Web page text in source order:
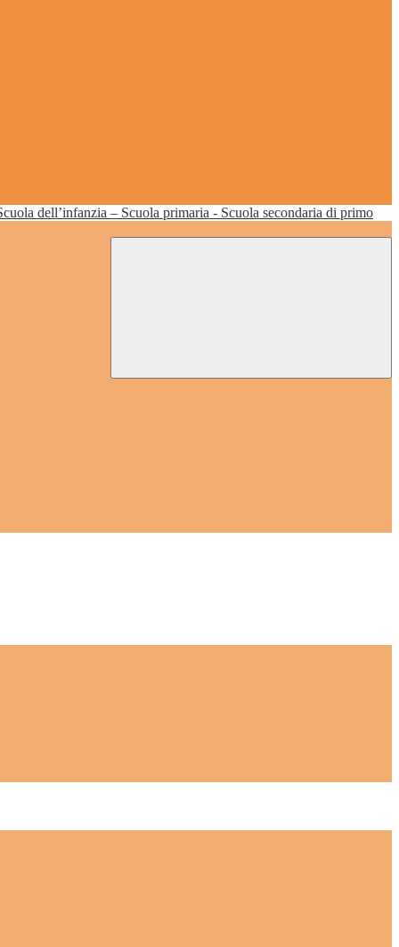
dell’infanzia – Scuola primaria - Scuola secondaria di primo